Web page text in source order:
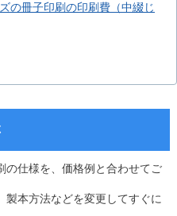
の冊子印刷の印刷費（中綴じ
の仕様を、価格例と合わせてご
製本方法などを変更してすぐに